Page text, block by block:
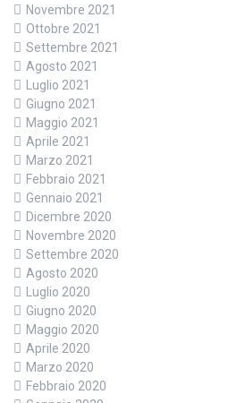
Novembre 2021
Ottobre 2021
Settembre 2021
Agosto 2021
Luglio 2021
Giugno 2021
Maggio 2021
Aprile 2021
Marzo 2021
Febbraio 2021
Gennaio 2021
Dicembre 2020
Novembre 2020
Settembre 2020
Agosto 2020
Luglio 2020
Giugno 2020
Maggio 2020
Aprile 2020
Marzo 2020
Febbraio 2020